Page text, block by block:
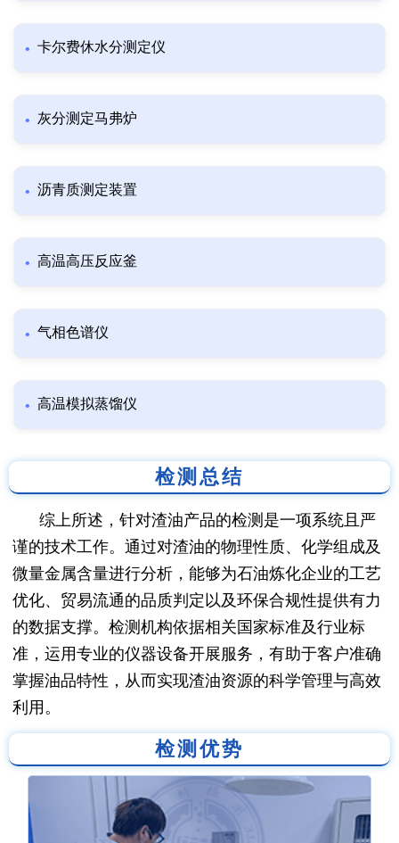
卡尔费休水分测定仪
灰分测定马弗炉
沥青质测定装置
高温高压反应釜
气相色谱仪
高温模拟蒸馏仪
检测总结
综上所述，针对渣油产品的检测是一项系统且严
谨的技术工作。通过对渣油的物理性质、化学组成及
微量金属含量进行分析，能够为石油炼化企业的工艺
优化、贸易流通的品质判定以及环保合规性提供有力
的数据支撑。检测机构依据相关国家标准及行业标
准，运用专业的仪器设备开展服务，有助于客户准确
掌握油品特性，从而实现渣油资源的科学管理与高效
利用。
检测优势